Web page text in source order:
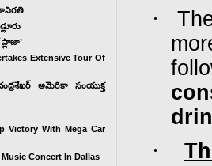
Extensive Tour Of
అమెరికా సంయుక్త
Victory With Mega Car
Concert In Dallas
·
·